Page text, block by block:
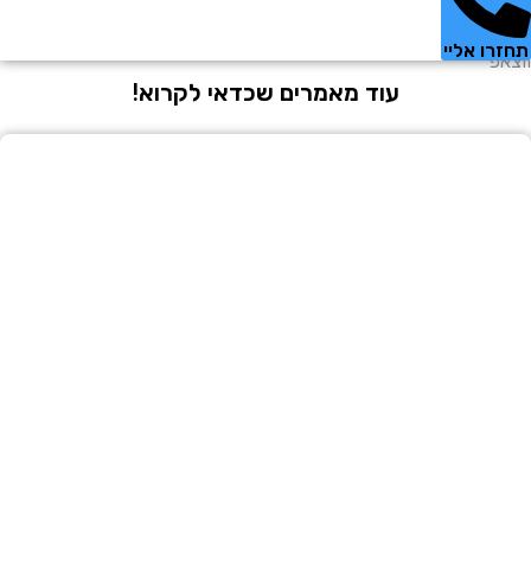
אליי
עוד מאמרים שכדאי לקרוא!